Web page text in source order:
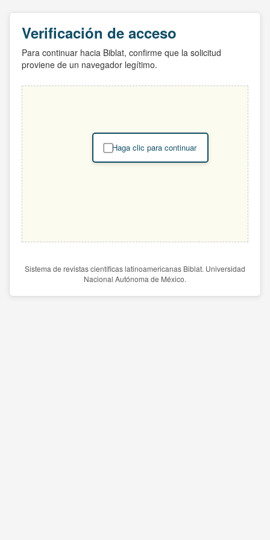
Verificación de acceso
Para continuar hacia Biblat, confirme que la solicitud
proviene de un navegador legítimo.
Haga clic para continuar
Sistema de revistas científicas latinoamericanas Biblat. Universidad
Nacional Autónoma de México.